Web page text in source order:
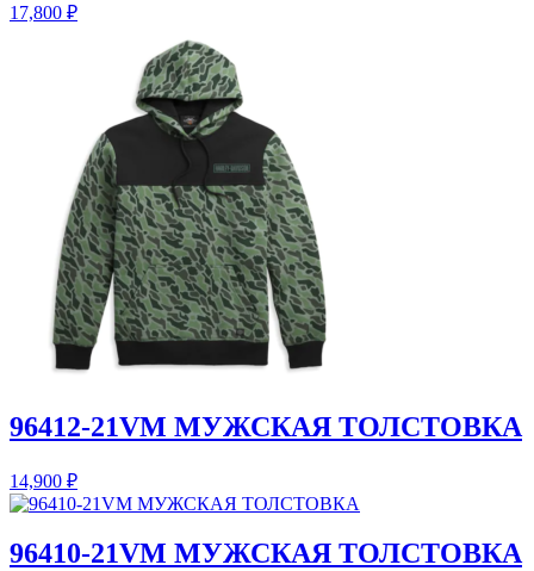
17,800 ₽
96412-21VM МУЖСКАЯ ТОЛСТОВКА
14,900 ₽
96410-21VM МУЖСКАЯ ТОЛСТОВКА